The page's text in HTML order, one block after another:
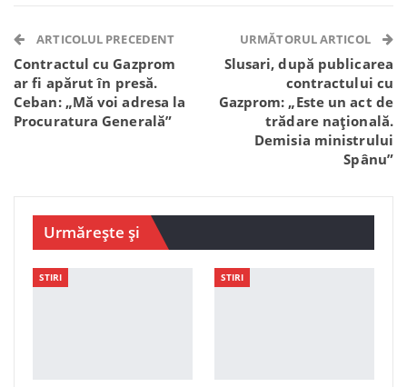
Telegram WhatsApp Viber
ARTICOLUL PRECEDENT
Contractul cu Gazprom
ar fi apărut în presă.
Ceban: „Mă voi adresa la
Procuratura Generală”
URMĂTORUL ARTICOL
Slusari, după publicarea
contractului cu
Gazprom: „Este un act de
trădare națională.
Demisia ministrului
Spânu”
Urmărește și
STIRI STIRI